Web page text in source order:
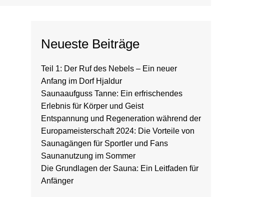
Neueste Beiträge
Teil 1: Der Ruf des Nebels – Ein neuer
Anfang im Dorf Hjaldur
Saunaaufguss Tanne: Ein erfrischendes
Erlebnis für Körper und Geist
Entspannung und Regeneration während der
Europameisterschaft 2024: Die Vorteile von
Saunagängen für Sportler und Fans
Saunanutzung im Sommer
Die Grundlagen der Sauna: Ein Leitfaden für
Anfänger